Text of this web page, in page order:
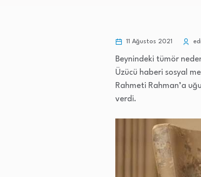
11 Ağustos 2021
Beynindeki tümör
Üzücü haberi sosyal
Rahmeti Rahman’a
verdi.